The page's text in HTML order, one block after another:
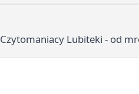
Czytomaniacy Lubiteki - od